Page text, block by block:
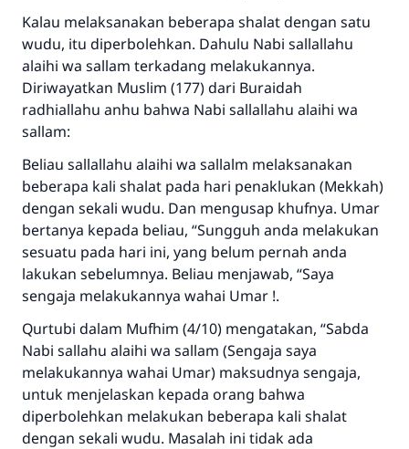
Kalau melaksanakan beberapa shalat dengan satu
wudu, itu diperbolehkan. Dahulu Nabi sallallahu
alaihi wa sallam terkadang melakukannya.
Diriwayatkan Muslim (177) dari Buraidah
radhiallahu anhu bahwa Nabi sallallahu alaihi wa
sallam:
Beliau sallallahu alaihi wa sallalm melaksanakan
beberapa kali shalat pada hari penaklukan (Mekkah)
dengan sekali wudu. Dan mengusap khufnya. Umar
bertanya kepada beliau, “Sungguh anda melakukan
sesuatu pada hari ini, yang belum pernah anda
lakukan sebelumnya. Beliau menjawab, “Saya
sengaja melakukannya wahai Umar !.
Qurtubi dalam Mufhim (4/10) mengatakan, “Sabda
Nabi sallahu alaihi wa sallam (Sengaja saya
melakukannya wahai Umar) maksudnya sengaja,
untuk menjelaskan kepada orang bahwa
diperbolehkan melakukan beberapa kali shalat
dengan sekali wudu. Masalah ini tidak ada
Saham